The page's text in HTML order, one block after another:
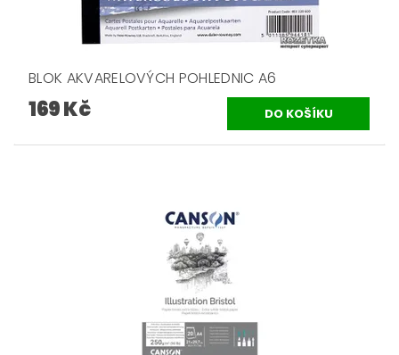
BLOK AKVARELOVÝCH POHLEDNIC A6
169 Kč